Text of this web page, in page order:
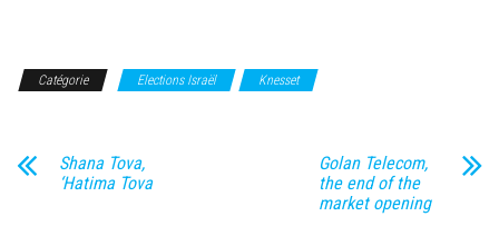
Catégorie Elections Israël Knesset
Shana Tova,
‘Hatima Tova
Golan Telecom,
the end of the
market opening